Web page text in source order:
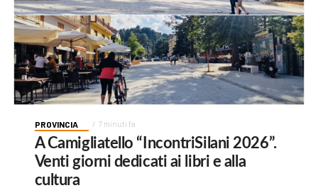
PROVINCIA 7 minuti fa
A Camigliatello “IncontriSilani 2026”.
Venti giorni dedicati ai libri e alla
cultura